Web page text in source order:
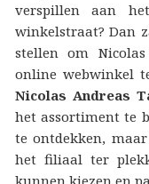
verspillen aan
winkelstraat? Dan
stellen om
online webwinkel
Nicolas Andreas
het assortiment te
te ontdekken,
het filiaal ter